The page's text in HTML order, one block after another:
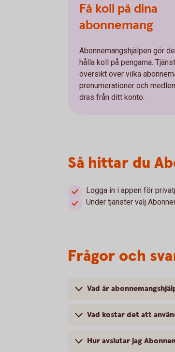
Få koll på dina
abonnemang
Abonnemangshjälpen gör
hålla koll på pengarna.
översikt över vilka
prenumerationer och
dras från ditt konto.
Så hittar du
Logga in i appen för
Under tjänster välj
Frågor och
Vad är
Vad kostar det att
Hur avslutar jag